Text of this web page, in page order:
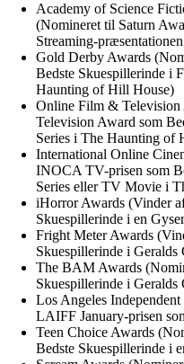
Academy of Science
(Nomineret til Saturn
Streaming-
Gold Derby Awards
Bedste Skuespillerinde i
Haunting of Hill House)
Online Film &
Television Award som
Series i The Haunting of
International Online
INOCA TV-prisen som
Series eller TV Movie i
iHorror Awards (Vinder
Skuespillerinde i en
Fright Meter Awards
Skuespillerinde i Geralds
The BAM Awards
Skuespillerinde i Geralds
Los Angeles
LAIFF January-prisen
Teen Choice Awards
Bedste Skuespillerinde i